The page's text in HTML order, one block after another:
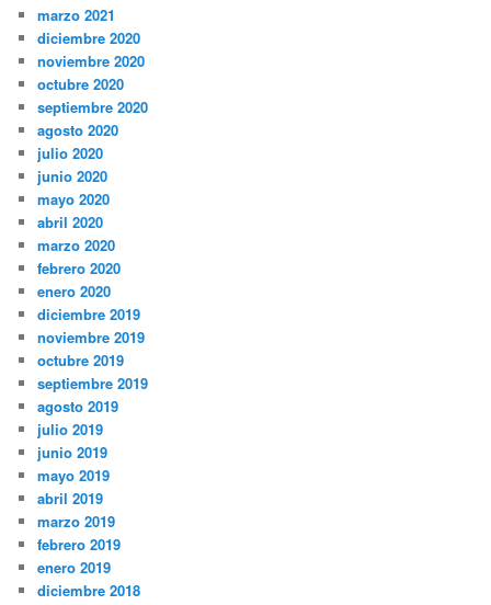
marzo 2021
diciembre 2020
noviembre 2020
octubre 2020
septiembre 2020
agosto 2020
julio 2020
junio 2020
mayo 2020
abril 2020
marzo 2020
febrero 2020
enero 2020
diciembre 2019
noviembre 2019
octubre 2019
septiembre 2019
agosto 2019
julio 2019
junio 2019
mayo 2019
abril 2019
marzo 2019
febrero 2019
enero 2019
diciembre 2018